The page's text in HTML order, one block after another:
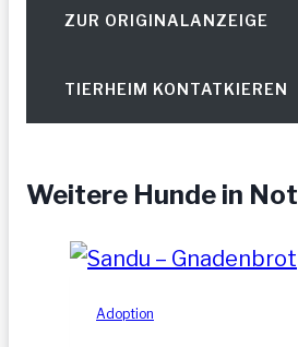
ZUR ORIGINALANZEIGE
TIERHEIM KONTATKIEREN
Weitere Hunde in Not
Adoption